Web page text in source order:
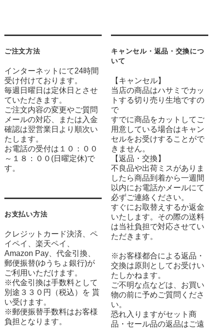
ご注文方法
インターネットにて24時間
受け付けております。
毎週日曜日は定休日とさせ
ていただきます。
ご注文内容の変更やご質問
メールの対応、または入金
確認は翌営業日より順次い
たします。
お電話の受付は１０：００
～１８：００(日曜定休)で
す。
お支払い方法
クレジットカード決済、ペ
イペイ、楽天ペイ、
Amazon Pay、代金引換、
郵便振替(ゆうちょ銀行)が
ご利用いただけます。
※代金引換は手数料として
別途３３０円（税込）を 貰
い受けます。
※郵便振替手数料はお客様
負担となります。
キャンセル・返品・交換につ
いて
【キャンセル】
当店の商品はハサミでカッ
トする切り売り生地ですの
で
すでに商品をカットしてご
用意している場合はキャン
セルをお受けすることがで
きません。
【返品・交換】
不良品や出荷ミスがありま
したら商品到着から一週間
以内にお電話かメールにて
必ずご連絡ください。
すぐにお取替えするか返金
いたします。その際の送料
は当社負担で対応させてい
ただきます。
※お客様都合による返品・
交換は原則としてお受けい
たしかねます。
ご不明な点などは、お買い
物の前に予めご質問くださ
い。
恐れ入りますがセット商
品・セール品の返品はご遠